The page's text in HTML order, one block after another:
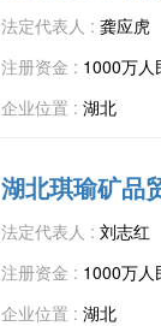
法定代表人 : 龚应虎
注册资金 : 1000万人
企业位置 : 湖北
湖北琪瑜矿品
法定代表人 : 刘志红
注册资金 : 1000万人
企业位置 : 湖北